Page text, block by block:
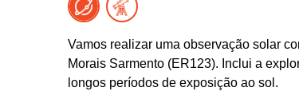
Vamos realizar uma observação solar
Morais Sarmento (ER123). Inclui a
longos períodos de exposição ao sol.